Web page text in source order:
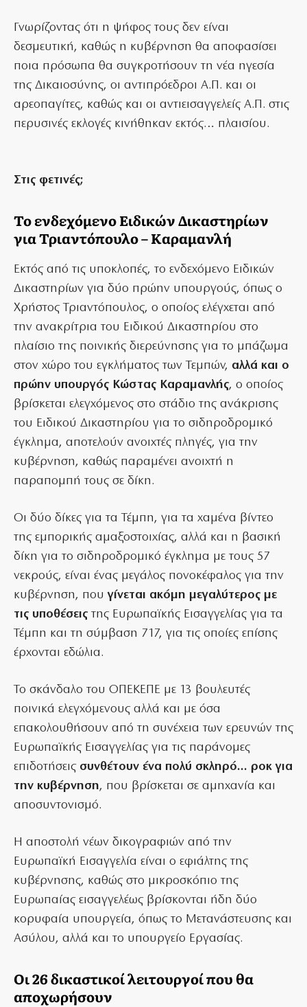
Γνωρίζοντας ότι η ψήφος τους δεν είναι
δεσμευτική, καθώς η κυβέρνηση θα αποφασίσει
ποια πρόσωπα θα συγκροτήσουν τη νέα ηγεσία
της Δικαιοσύνης, οι αντιπρόεδροι Α.Π. και οι
αρεοπαγίτες, καθώς και οι αντιεισαγγελείς Α.Π. στις
περυσινές εκλογές κινήθηκαν εκτός… πλαισίου.
Στις φετινές;
Το ενδεχόμενο Ειδικών Δικαστηρίων
για Τριαντόπουλο – Καραμανλή
Εκτός από τις υποκλοπές, το ενδεχόμενο Ειδικών
Δικαστηρίων για δύο πρώην υπουργούς, όπως ο
Χρήστος Τριαντόπουλος, ο οποίος ελέγχεται από
την ανακρίτρια του Ειδικού Δικαστηρίου στο
πλαίσιο της ποινικής διερεύνησης για το μπάζωμα
στον χώρο του εγκλήματος των Τεμπών, αλλά και ο
πρώην υπουργός Κώστας Καραμανλής, ο οποίος
βρίσκεται ελεγχόμενος στο στάδιο της ανάκρισης
του Ειδικού Δικαστηρίου για το σιδηροδρομικό
έγκλημα, αποτελούν ανοιχτές πληγές, για την
κυβέρνηση, καθώς παραμένει ανοιχτή η
παραπομπή τους σε δίκη.
Οι δύο δίκες για τα Τέμπη, για τα χαμένα βίντεο
της εμπορικής αμαξοστοιχίας, αλλά και η βασική
δίκη για το σιδηροδρομικό έγκλημα με τους 57
νεκρούς, είναι ένας μεγάλος πονοκέφαλος για την
κυβέρνηση, πουγίνεται ακόμη μεγαλύτερος με
τις υποθέσεις της Ευρωπαϊκής Εισαγγελίας για τα
Τέμπη και τη σύμβαση 717, για τις οποίες επίσης
έρχονται εδώλια.
Το σκάνδαλο του ΟΠΕΚΕΠΕ με 13 βουλευτές
ποινικά ελεγχόμενους αλλά και με όσα
επακολουθήσουν από τη συνέχεια των ερευνών της
Ευρωπαϊκής Εισαγγελίας για τις παράνομες
επιδοτήσεις συνθέτουν ένα πολύ σκληρό… ροκ για
την κυβέρνηση, που βρίσκεται σε αμηχανία και
αποσυντονισμό.
Η αποστολή νέων δικογραφιών από την
Ευρωπαϊκή Εισαγγελία είναι ο εφιάλτης της
κυβέρνησης, καθώς στο μικροσκόπιο της
Ευρωπαίας εισαγγελέως βρίσκονται ήδη δύο
κορυφαία υπουργεία, όπως το Μετανάστευσης και
Ασύλου, αλλά και το υπουργείο Εργασίας.
Οι 26 δικαστικοί λειτουργοί που θα
αποχωρήσουν